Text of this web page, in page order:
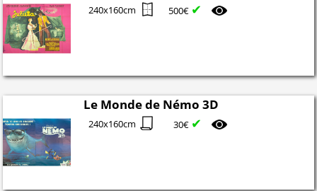
240x160cm 500€ ✔
Le Monde de Némo 3D
240x160cm 30€ ✔